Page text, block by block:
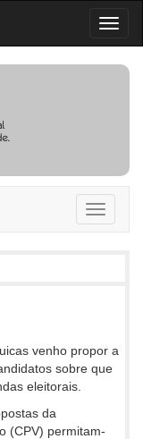
Toggle
venho propor a
sobre que
eleitorais.
da
(CPV) permitam-